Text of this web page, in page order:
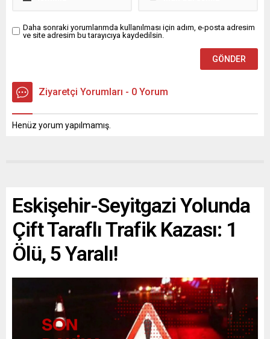
Daha sonraki yorumlarımda kullanılması için adım, e-posta adresim
ve site adresim bu tarayıcıya kaydedilsin.
Ziyaretçi Yorumları - 0 Yorum
Henüz yorum yapılmamış.
Eskişehir-Seyitgazi Yolunda
Çift Taraflı Trafik Kazası: 1
Ölü, 5 Yaralı!